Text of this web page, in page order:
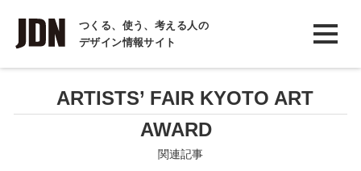
つくる、使う、考える人の
デザイン情報サイト
INTERVIEW
インタビュー
REPORT
レポート
ARTISTS’ FAIR KYOTO ART
AWARD
関連記事